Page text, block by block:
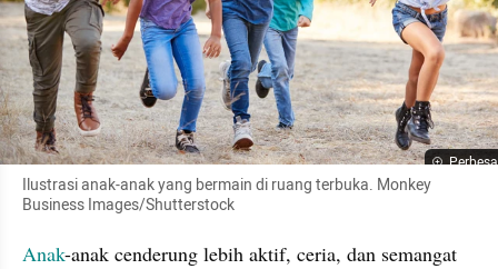
Ilustrasi anak-anak yang bermain di ruang terbuka. Monkey
Business Images/Shutterstock
Anak-anak cenderung lebih aktif, ceria, dan semangat